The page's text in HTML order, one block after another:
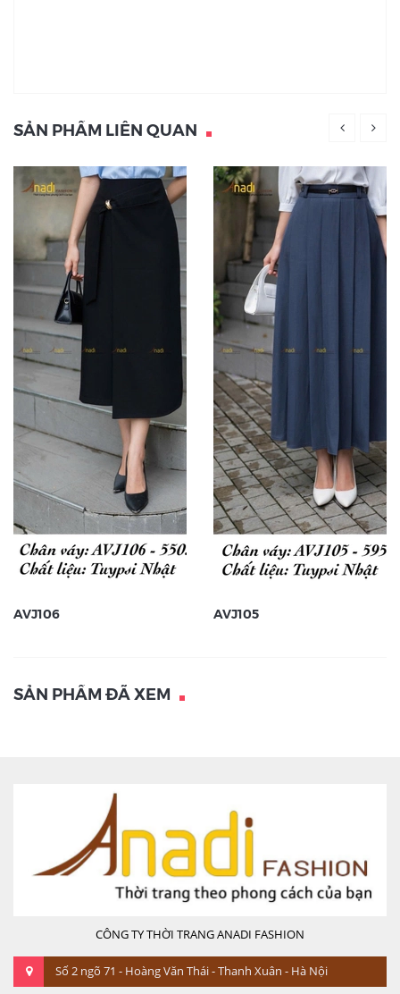
SẢN PHẨM LIÊN QUAN
AVJ106 AVJ105
SẢN PHẨM ĐÃ XEM
CÔNG TY THỜI TRANG ANADI FASHION
Số 2 ngõ 71 - Hoàng Văn Thái - Thanh Xuân - Hà Nội